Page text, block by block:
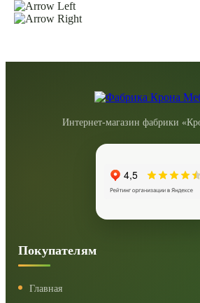
Интернет-магазин фабрики
Покупателям
Главная